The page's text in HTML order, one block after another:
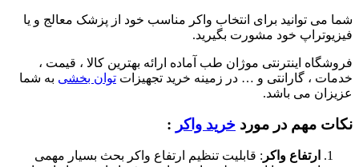
شما می توانید برای انتخاب واکر مناسب خود از پزشک معالج و یا
فیزیوتراپ خود مشورت بگیرید.
فروشگاه اینترنتی موژان طب آماده ارائه بهترین کالا ، قیمت ،
خدمات ، گارانتی و … در زمینه خرید تجهیزات توان بخشی به شما
عزیزان می باشد.
نکات مهم در مورد خرید واکر :
ارتفاع واکر : قابلیت تنظیم ارتفاع واکر بحث بسیار مهمی